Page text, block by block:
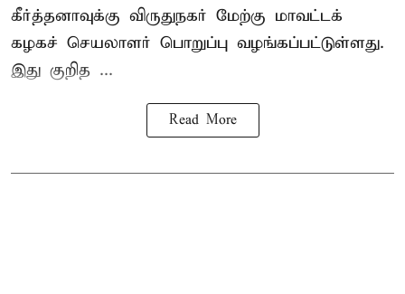
கீர்த்தனாவுக்கு விருதுநகர் மேற்கு மாவட்டக்
கழகச் செயலாளர் பொறுப்பு வழங்கப்பட்டுள்ளது.
இது குறித ...
Read More